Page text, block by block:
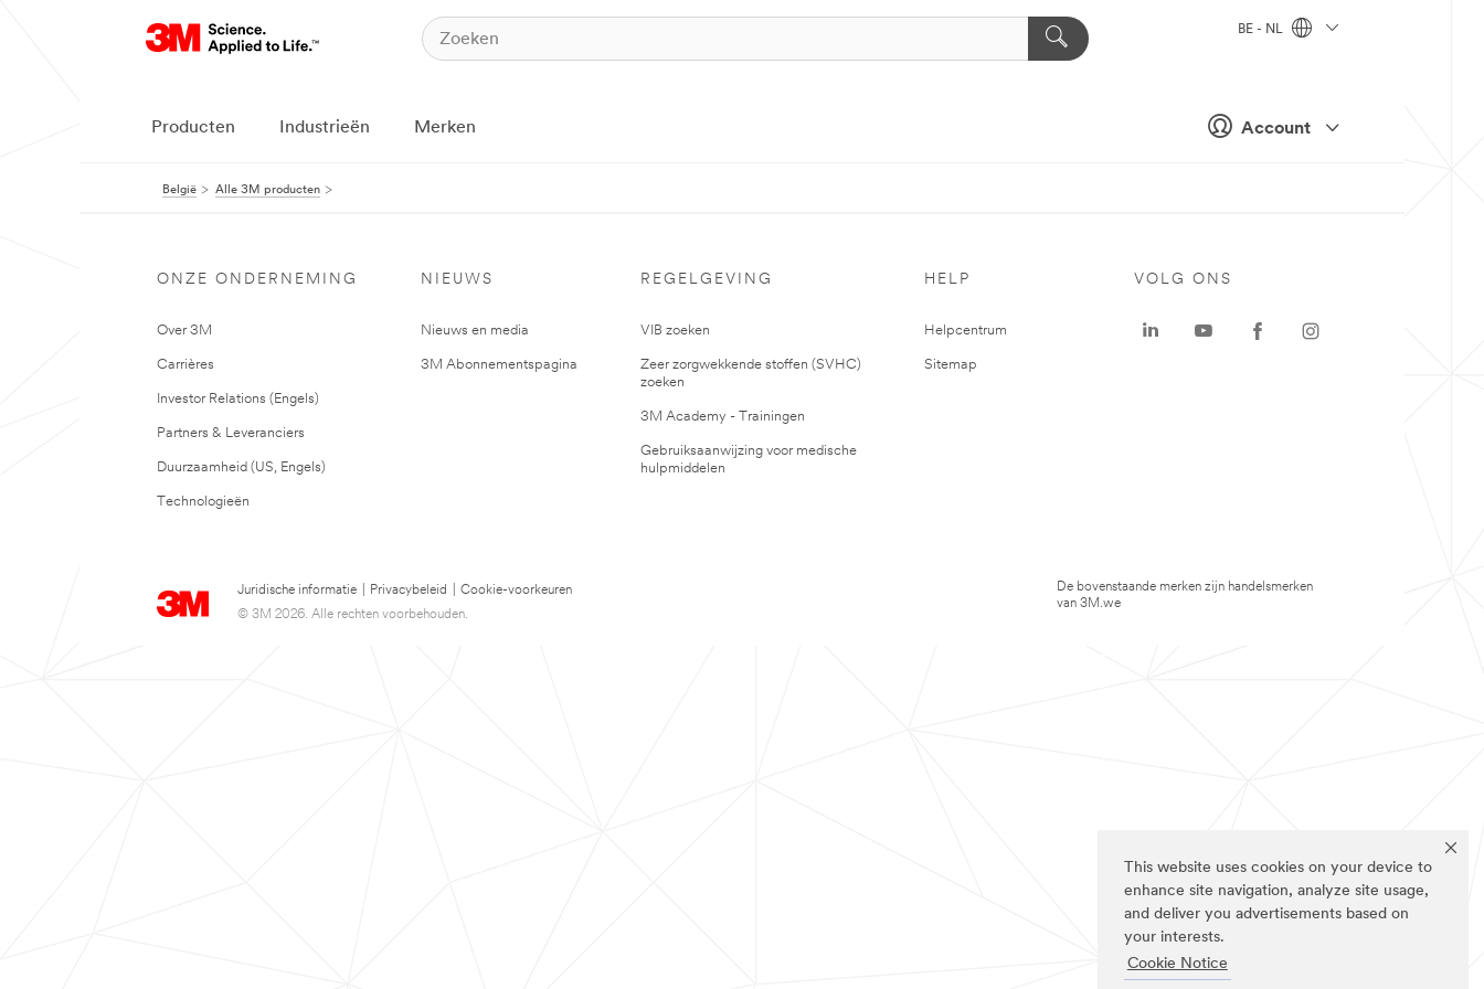
This website uses cookies on your device to
enhance site navigation, analyze site usage,
and deliver you advertisements based on
your interests.
Cookie Notice
Account
BE - NL
Producten Industrieën Merken
België Alle 3M producten
ONZE ONDERNEMING
Over 3M
Carrières
Investor Relations (Engels)
Partners & Leveranciers
Duurzaamheid (US, Engels)
Technologieën
NIEUWS
Nieuws en media
3M Abonnementspagina
REGELGEVING
VIB zoeken
Zeer zorgwekkende stoffen (SVHC)
zoeken
3M Academy - Trainingen
Gebruiksaanwijzing voor medische
hulpmiddelen
HELP
Helpcentrum
Sitemap
Juridische informatie Privacybeleid
Cookie-voorkeuren
© 3M 2026. Alle rechten voorbehouden.
VOLG ONS
De bovenstaande merken zijn handelsmerken
van 3M.we